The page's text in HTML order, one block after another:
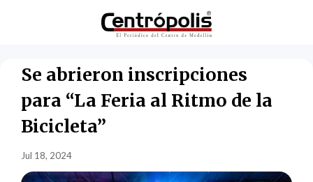
Se abrieron inscripciones
para “La Feria al Ritmo de la
Bicicleta”
Jul 18, 2024